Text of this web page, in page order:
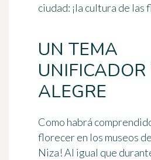
ciudad: ¡la cultura de las
UN TEMA
UNIFICADOR
ALEGRE
Como habrá
florecer en los museos
Niza! Al igual que